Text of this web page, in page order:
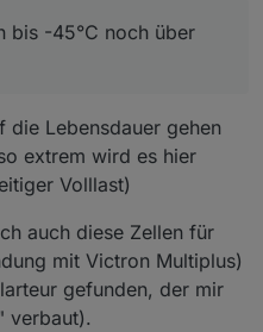
die Lebensdauer und
Feuchtigkeit, die der
bis -45°C noch über
die Lebensdauer gehen
extrem wird es hier
Volllast)
auch diese Zellen für
mit Victron Multiplus)
gefunden, der mir
verbaut).